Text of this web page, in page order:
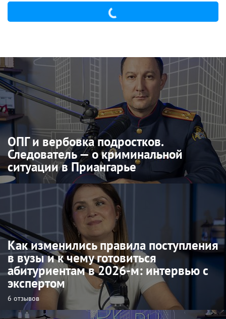
ОПГ и вербовка подростков.
Следователь — о криминальной
ситуации в Приангарье
Как изменились правила поступления
в вузы и к чему готовиться
абитуриентам в 2026-м: интервью с
экспертом
6 отзывов